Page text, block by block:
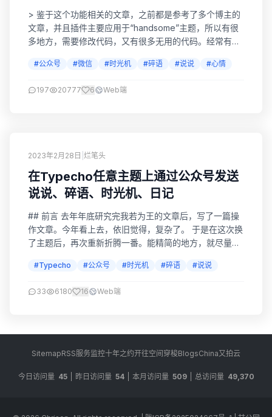
> 鉴于这个功能相关的文章，之前都是参考了多个博主的
文章，并且插件主要应用于“handsome”主题，所以有很
多地方，需要修改代码，又有很多无用的代码。经常有网
重写了。。。直接按下面步骤即可，无需修改代码！ 申请
没有其他特殊需求，够用了。传送门：测试公众号 安装时
#公众号 #微信 #时光机 #碎语 #说说 #心情
197 20777 6 Web端
2023年2月28日 烂笔头
在Typecho任意主题上通过公众号发送
说说、碎语、时光机、日记
## 前言 去年年底研究完我若为王的文章后，写了一篇操
作文章。今年看上去，依旧觉得，复杂了。 于是在这次换
了主题后，再次重新折腾一番。能精简的地方，就尽量减
何通过公众号发送时光机/说说/碎语/心情（Typecho版）
handsome主题时光机微信发送系统 参考文章3：Jdeal我
#Typecho #公众号 #时光机 #碎语 #说说
33 6180 16 Web端
SitemapRSS服务监控十年之约开往空间穿梭BlogsChina又拍云
今日访问量 45 昨日访问量 54 本月访问量 509 总访问量 49,370